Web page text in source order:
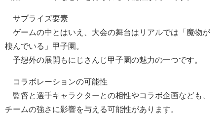
サプライズ要素
ゲームの中とはいえ、大会の舞台はリアルでは「魔物が
棲んでいる」甲子園。
予想外の展開もにじさんじ甲子園の魅力の一つです。
コラボレーションの可能性
監督と選手キャラクターとの相性やコラボ企画なども、
チームの強さに影響を与える可能性があります。